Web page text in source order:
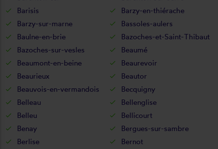
Barisis
Barzy-en-thiérache
Barzy-sur-marne
Bassoles-aulers
Baulne-en-brie
Bazoches-et-Saint-Thibaut
Bazoches-sur-vesles
Beaumé
Beaumont-en-beine
Beaurevoir
Beaurieux
Beautor
Beauvois-en-vermandois
Becquigny
Belleau
Bellenglise
Belleu
Bellicourt
Benay
Bergues-sur-sambre
Berlise
Bernot